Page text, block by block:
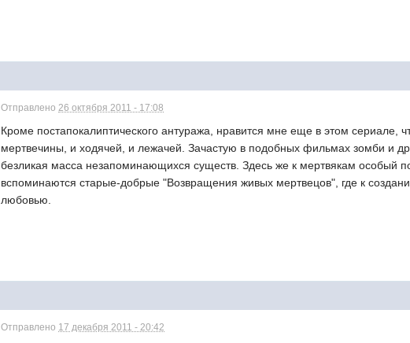
Отправлено26 октября 2011 - 17:08
Кроме постапокалиптического антуража, нравится мне еще в этом сериале,
мертвечины, и ходячей, и лежачей. Зачастую в подобных фильмах зомби и
безликая масса незапоминающихся существ. Здесь же к мертвякам особый
вспоминаются старые-добрые "Возвращения живых мертвецов", где к
любовью.
Отправлено 17 декабря 2011 - 20:42